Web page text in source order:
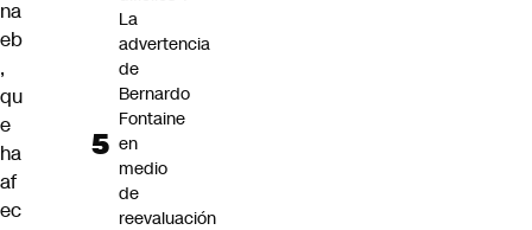
na
eb
,
qu
e
ha
af
ec
La
advertencia
de
Bernardo
Fontaine
en
medio
de
reevaluación